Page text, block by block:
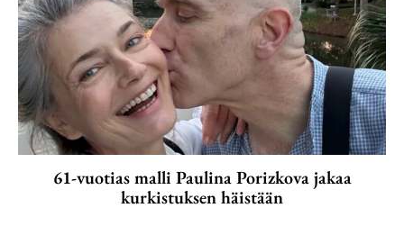
61-vuotias malli Paulina Porizkova jakaa
kurkistuksen häistään